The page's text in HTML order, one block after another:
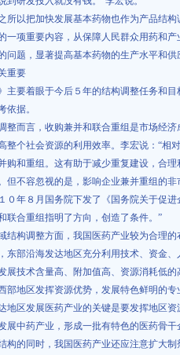
所以把加快发展基本药物也作为产品结
一项重要内容，从保障人民群众用药和
问题，显著提高基本药物的生产水平和供
重要
主要着眼于今后５年的结构调整任务和
依据。
整而言，收购兼并和联合重组是市场经
整个社会资源的利用效率。李宏说：“相
购和重组。这有助于减少重复建设，合
但不容忽视的是，影响企业兼并重组的
０年８月国务院下发了《国务院关于促
联合重组指明了方向，创造了条件。”
结构调整方面，我国医药产业较为合理
东部沿海发达地区充分利用技术、资金
展技术含量高、附加值高、资源消耗低
部地区发挥资源优势，发展特色鲜明的
地区发展医药产业的关键是要发挥地区
展中药产业，形成一批有特色的医药骨
构的同时，我国医药产业还应注意扩大